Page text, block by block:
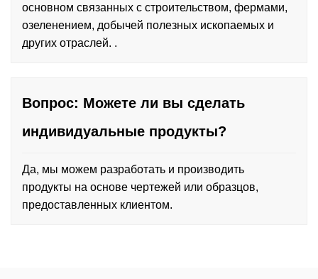
основном связанных с строительством, фермами,
озеленением, добычей полезных ископаемых и
других отраслей. .
Вопрос: Можете ли вы сделать
индивидуальные продукты?
Да, мы можем разработать и производить
продукты на основе чертежей или образцов,
предоставленных клиентом.